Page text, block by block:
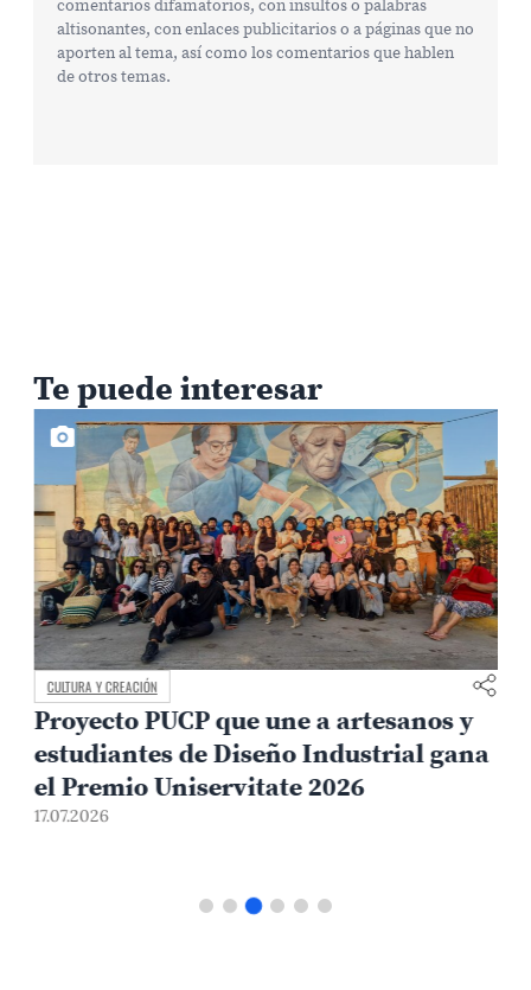
altisonantes, con enlaces publicitarios o a páginas que no
aporten al tema, así como los comentarios que hablen
de otros temas.
Te puede interesar
CULTURA Y CREACIÓN
Proyecto PUCP que une a artesanos y
estudiantes de Diseño Industrial gana
el Premio Uniservitate 2026
17.07.2026